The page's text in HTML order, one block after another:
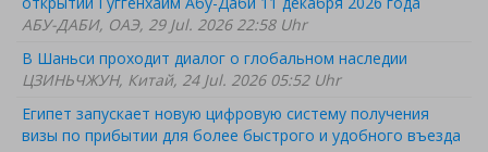
АБУ-ДАБИ, ОАЭ, 29 Jul. 2026 22:58 Uhr
В Шаньси проходит диалог о глобальном наследии
ЦЗИНЬЧЖУН, Китай, 24 Jul. 2026 05:52 Uhr
Египет запускает новую цифровую систему получения
визы по прибытии для более быстрого и удобного въезда